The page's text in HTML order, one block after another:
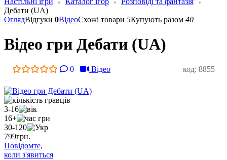
Дебати (UA)
ОглядВідгуки 0ВідеоСхожі товари 5Купують разом 40
Відео гри Дебати (UA)
0 Відео код: 8855
3-16
16+
30-120
799грн.
Повідомте,
коли з'явиться